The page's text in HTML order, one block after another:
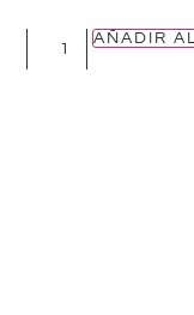
AÑADIR